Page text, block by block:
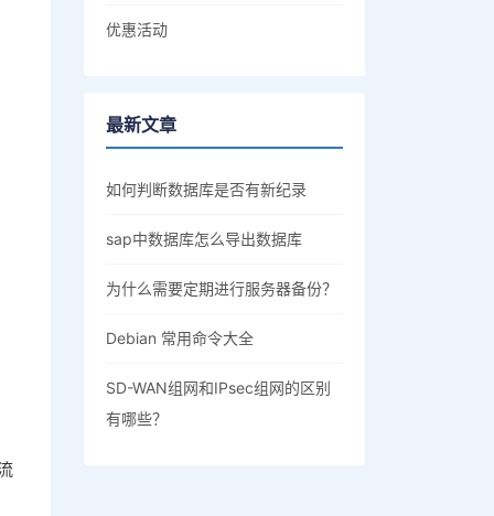
优惠活动
最新文章
如何判断数据库是否有新纪录
sap中数据库怎么导出数据库
为什么需要定期进行服务器备份？
Debian 常用命令大全
SD-WAN组网和IPsec组网的区别
有哪些？